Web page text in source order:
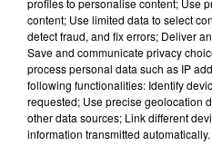
20 juillet 2026
UNE ADOLESCENTE
OPÉRER DE LA
La famille a porté plainte
profiles to personalise content; Use
content; Use limited data to select
detect fraud, and fix errors; Deliver
Save and communicate privacy
process personal data such as IP
following functionalities: Identify
requested; Use precise geolocation
other data sources; Link different
information transmitted automatically.